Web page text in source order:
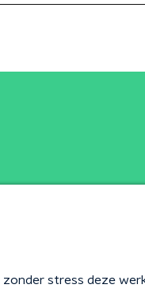
zonder stress deze